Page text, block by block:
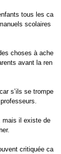
tous les ca
scolaires
choses à ache
avant la ren
s’ils se trompe
mais il existe de
critiquée ca